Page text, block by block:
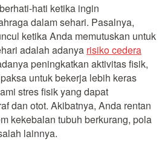
hati ketika ingin
dalam sehari. Pasalnya,
ketika Anda memutuskan untuk
adalah adanya risiko cedera
peningkatkan aktivitas fisik,
untuk bekerja lebih keras
stres fisik yang dapat
dan otot. Akibatnya, Anda rentan
kekebalan tubuh berkurang, pola
lainnya.